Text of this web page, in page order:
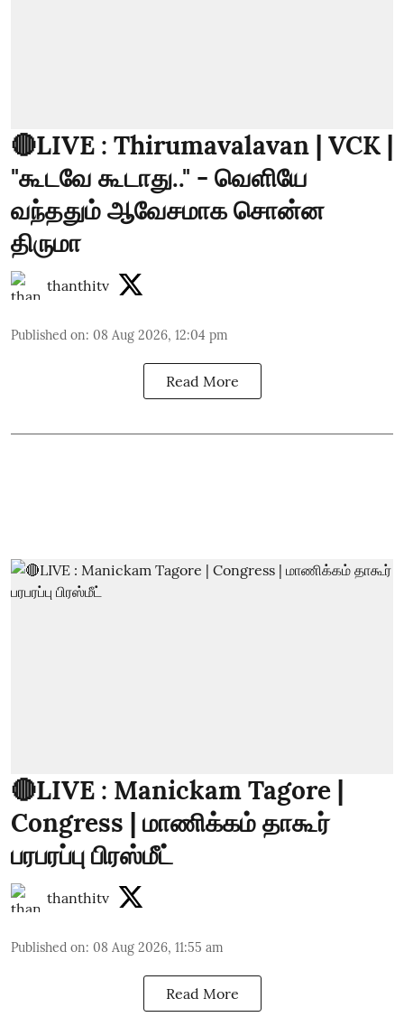
🔴LIVE : Thirumavalavan | VCK |
"கூடவே கூடாது.." - வெளியே
வந்ததும் ஆவேசமாக சொன்ன
திருமா
thanthitv
Published on: 08 Aug 2026, 12:04 pm
Read More
🔴LIVE : Manickam Tagore |
Congress | மாணிக்கம் தாகூர்
பரபரப்பு பிரஸ்மீட்
thanthitv
Published on: 08 Aug 2026, 11:55 am
Read More